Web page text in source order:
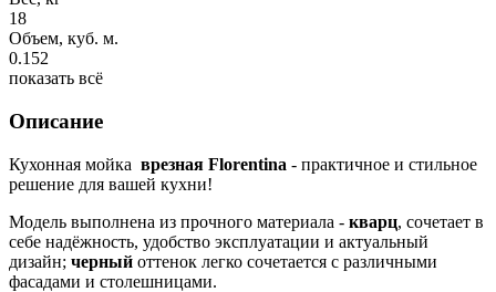
18
Объем, куб. м.
0.152
показать всё
Описание
Кухонная мойка врезная Florentina - практичное и стильное
решение для вашей кухни!
Модель выполнена из прочного материала - кварц, сочетает в
себе надёжность, удобство эксплуатации и актуальный
дизайн; черный оттенок легко сочетается с различными
фасадами и столешницами.